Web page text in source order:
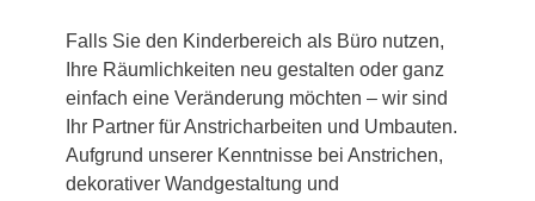
Falls Sie den Kinderbereich als Büro nutzen,
Ihre Räumlichkeiten neu gestalten oder ganz
einfach eine Veränderung möchten – wir sind
Ihr Partner für Anstricharbeiten und Umbauten.
Aufgrund unserer Kenntnisse bei Anstrichen,
dekorativer Wandgestaltung und